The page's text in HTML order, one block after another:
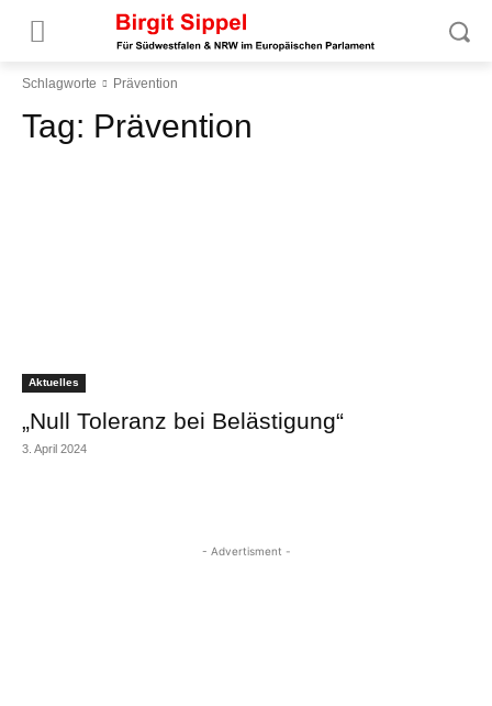
Schlagworte Prävention
Tag: Prävention
Aktuelles
„Null Toleranz bei Belästigung“
3. April 2024
- Advertisment -